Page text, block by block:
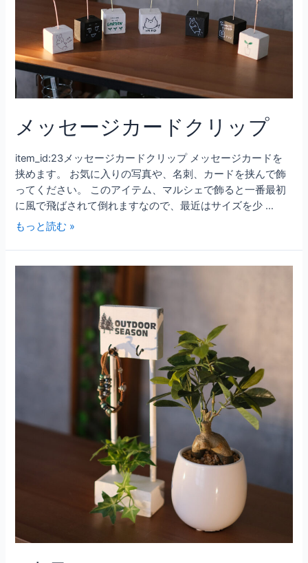
メッセージカードクリップ
item_id:23メッセージカードクリップ メッセージカードを
挟めます。 お気に入りの写真や、名刺、カードを挟んで飾
ってください。 このアイテム、マルシェで飾ると一番最初
に風で飛ばされて倒れますなので、最近はサイズを少 …
もっと読む »